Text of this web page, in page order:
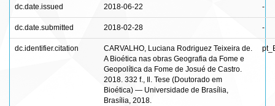
dc.date.issued 2018-06-22 -
dc.date.submitted 2018-02-28 -
dc.identifier.citation
CARVALHO, Luciana Rodriguez Teixeira de.
A Bioética nas obras Geografia da Fome e
Geopolítica da Fome de Josué de Castro.
2018. 332 f., Il. Tese (Doutorado em
Bioética) — Universidade de Brasília,
Brasília, 2018.